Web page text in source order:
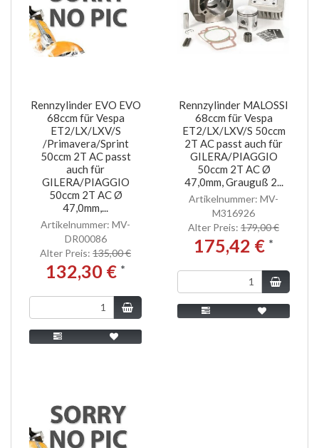
Rennzylinder EVO EVO
68ccm für Vespa
ET2/LX/LXV/S
/Primavera/Sprint
50ccm 2T AC passt
auch für
GILERA/PIAGGIO
50ccm 2T AC Ø
47,0mm,...
Artikelnummer: MV-
DR00086
Alter Preis: 135,00 €
132,30 € *
Rennzylinder MALOSSI
68ccm für Vespa
ET2/LX/LXV/S 50ccm
2T AC passt auch für
GILERA/PIAGGIO
50ccm 2T AC Ø
47,0mm, Grauguß 2...
Artikelnummer: MV-
M316926
Alter Preis: 179,00 €
175,42 € *